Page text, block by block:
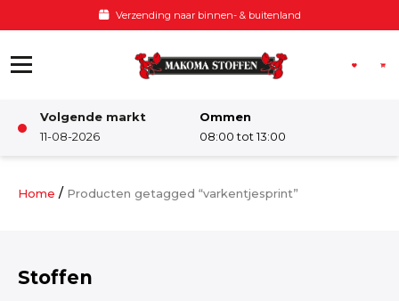
Verzending naar binnen- & buitenland
Volgende markt
11-08-2026
Ommen
08:00 tot 13:00
Damesstoffen
Home / Producten getagged “varkentjesprint”
Stoffen